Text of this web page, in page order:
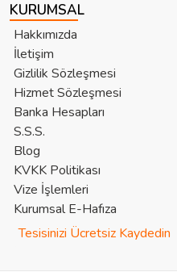
KURUMSAL
Hakkımızda
İletişim
Gizlilik Sözleşmesi
Hizmet Sözleşmesi
Banka Hesapları
S.S.S.
Blog
KVKK Politikası
Vize İşlemleri
Kurumsal E-Hafıza
Tesisinizi Ücretsiz Kaydedin